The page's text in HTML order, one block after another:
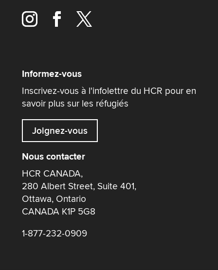
Informez-vous
Inscrivez-vous à l'infolettre du HCR pour en
savoir plus sur les réfugiés
Joignez-vous
Nous contacter
HCR CANADA,
280 Albert Street, Suite 401,
Ottawa, Ontario
CANADA K1P 5G8
1-877-232-0909